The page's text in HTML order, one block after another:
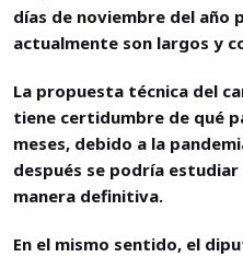
días de noviembre del año
actualmente son largos y
La propuesta técnica del
tiene certidumbre de qué
meses, debido a la
después se podría
manera definitiva.
En el mismo sentido, el